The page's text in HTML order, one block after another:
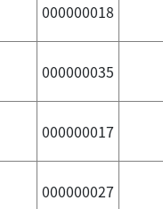
000000018
000000035
000000017
000000027